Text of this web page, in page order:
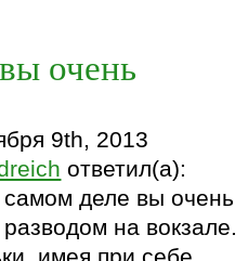
очень
9th, 2013
ответил(а):
деле вы очень
на вокзале.